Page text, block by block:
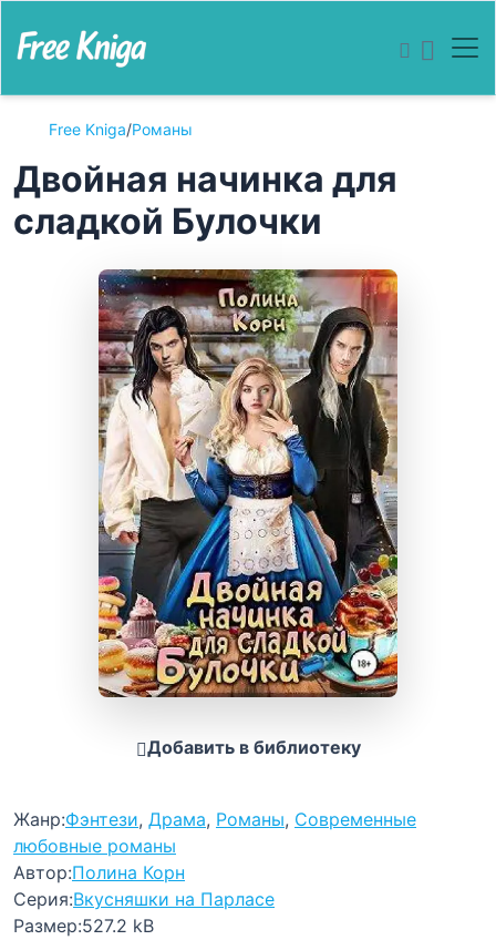
Free Kniga/Романы
Двойная начинка для
сладкой Булочки
Добавить в библиотеку
Жанр:Фэнтези, Драма, Романы, Современные
любовные романы
Автор:Полина Корн
Серия:Вкусняшки на Парласе
Размер:527.2 kB